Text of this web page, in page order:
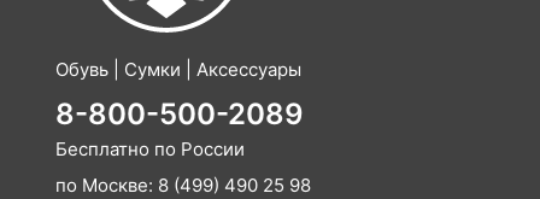
Обувь | Сумки | Аксессуары
8-800-500-2089
Бесплатно по России
по Москве: 8 (499) 490 25 98